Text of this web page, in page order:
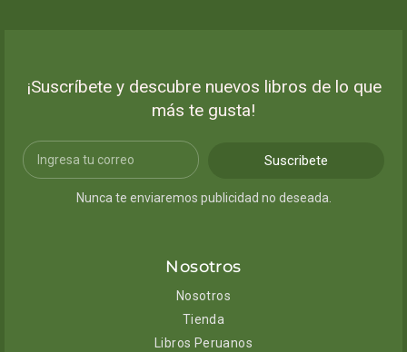
¡Suscríbete y descubre nuevos libros de lo que
más te gusta!
Suscribete
Nunca te enviaremos publicidad no deseada.
Nosotros
Nosotros
Tienda
Libros Peruanos